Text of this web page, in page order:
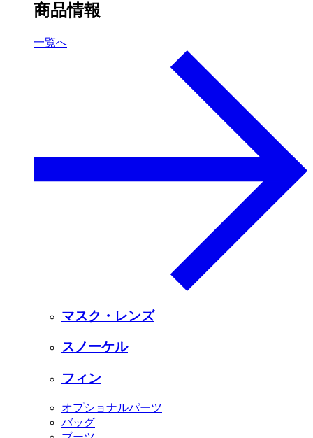
商品情報
一覧へ
マスク・レンズ
スノーケル
フィン
オプショナルパーツ
バッグ